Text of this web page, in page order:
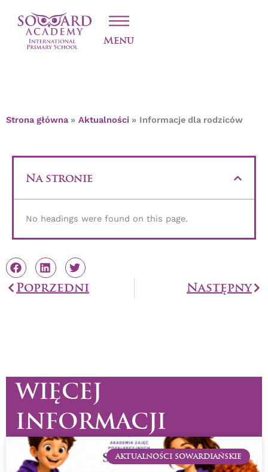
Menu
INFORMACJE DLA
RODZICÓW
Strona główna Aktualności Informacje dla rodziców
Na stronie
No headings were found on this page.
PrevPoprzedni Następny
WIĘCEJ
INFORMACJI
AKTUALNOŚCI SOWARDIAŃSKIE